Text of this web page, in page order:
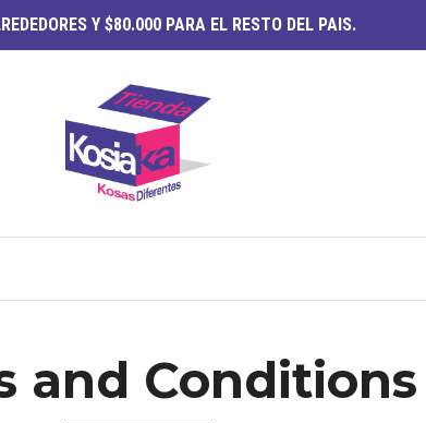
Y $80.000 PARA EL RESTO DEL PAIS.
and Conditions